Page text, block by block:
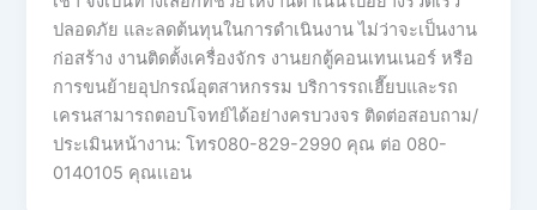
ปลอดภัย และลดต้นทุนในการดำเนินงาน ไม่ว่าจะเป็นงาน
ก่อสร้าง งานติดตั้งเครื่องจักร งานยกตู้คอนเทนเนอร์ หรือ
การขนย้ายอุปกรณ์อุตสาหกรรม บริการรถเฮี๊ยบและรถ
เครนสามารถตอบโจทย์ได้อย่างครบวงจร ติดต่อสอบถาม/
ประเมินหน้างาน: โทร080-829-2990 คุณ ต่อ 080-
0140105 คุณเเอน